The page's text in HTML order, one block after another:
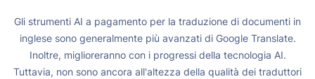
Gli strumenti AI a pagamento per la traduzione di documenti in
inglese sono generalmente più avanzati di Google Translate.
Inoltre, miglioreranno con i progressi della tecnologia AI.
Tuttavia, non sono ancora all'altezza della qualità dei traduttori